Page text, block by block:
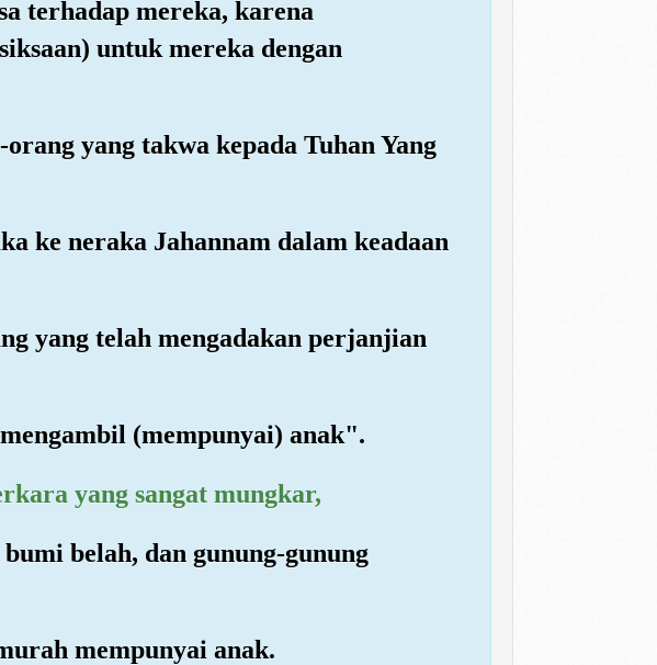
terhadap mereka, karena
untuk mereka dengan
yang takwa kepada Tuhan Yang
ke neraka Jahannam dalam keadaan
yang telah mengadakan perjanjian
(mempunyai) anak".
yang sangat mungkar,
belah, dan gunung-gunung
mempunyai anak.